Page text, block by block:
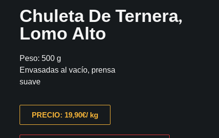
Chuleta De Ternera,
Lomo Alto
Peso: 500 g
Envasadas al vacío, prensa
suave
PRECIO: 19,90€/ kg